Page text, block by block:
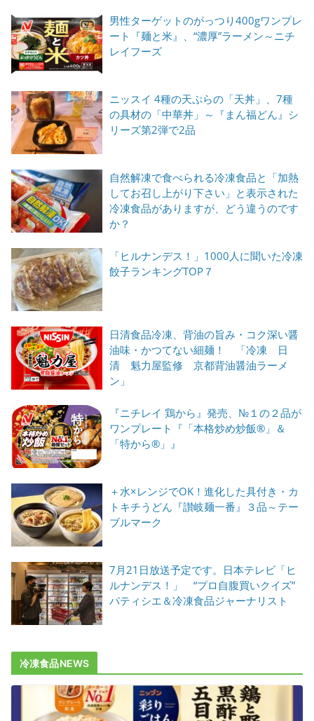
男性ターゲットのがっつり400gワンプレ
ート『麺と米』、“濃厚”ラーメン～ニチ
レイフーズ
ニッスイ 4種の天ぷらの「天丼」、7種
の具材の「中華丼」～『まん福どん』シ
リーズ第2弾で2品
自然解凍で食べられる冷凍食品と「加熱
してお召し上がり下さい」と表示された
冷凍食品がありますが、どう違うのです
か？
「ヒルナンデス！」1000人に聞いた冷凍
餃子ランキングTOP７
日清食品冷凍、背油の旨み・コク深い醤
油味・かつてない細麺！ 「冷凍 日
清 魁力屋監修 京都背油醤油ラーメ
ン」
『ニチレイ 鶏から』発売、№１の２品が
ワンプレート『「本格炒め炒飯®」＆
「特から®」』
＋水×レンジでOK！進化した具付き・カ
トキチうどん『讃岐麺一番』３品～テー
ブルマーク
7月21日放送予定です。日本テレビ「ヒ
ルナンデス！」 “プロ自腹買いクイズ”
パティシエ＆冷凍食品ジャーナリスト
冷凍食品NEWS